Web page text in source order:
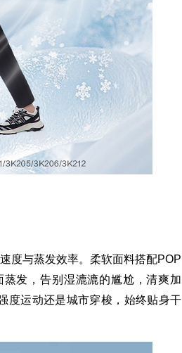
度与蒸发效率。柔软面料搭配POP
发，告别湿漉漉的尴尬，清爽加
度运动还是城市穿梭，始终贴身干